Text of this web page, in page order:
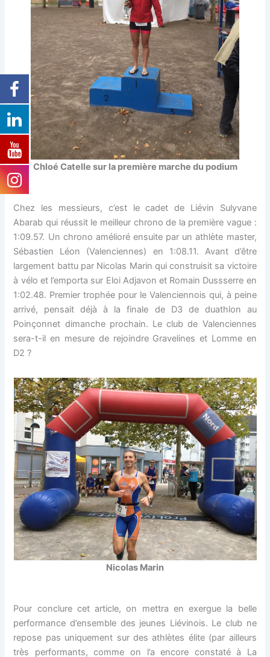
Chloé Catelle sur la première marche du podium
Chez les messieurs, c’est le cadet de Liévin Sulyvane
Abarab qui réussit le meilleur chrono de la première vague :
1:09.57. Un chrono amélioré ensuite par un athlète master,
Sébastien Léon (Valenciennes) en 1:08.11. Avant d’être
largement battu par Nicolas Marin qui construisit sa victoire
à vélo et l’emporta sur Eloi Adjavon et Romain Dussserre en
1:02.48. Premier trophée pour le Valenciennois qui, à peine
arrivé, pensait déjà à la finale de D3 de duathlon au
Poinçonnet dimanche prochain. Le club de Valenciennes
sera-t-il en mesure de rejoindre Gravelines et Lomme en
D2 ?
Nicolas Marin
Pour conclure cet article, on mettra en exergue la belle
performance d’ensemble des jeunes Liévinois. Le club ne
repose pas uniquement sur des athlètes élite (par ailleurs
très performants, comme on l’a encore constaté à La